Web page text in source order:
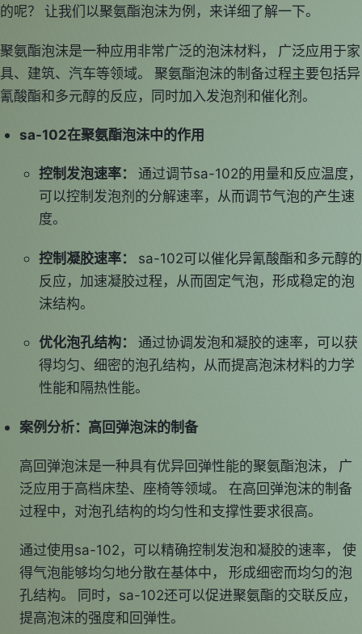
的呢？ 让我们以聚氨酯泡沫为例，来详细了解一下。
聚氨酯泡沫是一种应用非常广泛的泡沫材料， 广泛应用于家
具、建筑、汽车等领域。 聚氨酯泡沫的制备过程主要包括异
氰酸酯和多元醇的反应，同时加入发泡剂和催化剂。
sa-102在聚氨酯泡沫中的作用
控制发泡速率：
通过调节sa-102的用量和反应温度，
可以控制发泡剂的分解速率，从而调节气泡的产生速
度。
控制凝胶速率：
sa-102可以催化异氰酸酯和多元醇的
反应，加速凝胶过程，从而固定气泡，形成稳定的泡
沫结构。
优化泡孔结构：
通过协调发泡和凝胶的速率，可以获
得均匀、细密的泡孔结构，从而提高泡沫材料的力学
性能和隔热性能。
案例分析：高回弹泡沫的制备
高回弹泡沫是一种具有优异回弹性能的聚氨酯泡沫， 广
泛应用于高档床垫、座椅等领域。 在高回弹泡沫的制备
过程中，对泡孔结构的均匀性和支撑性要求很高。
通过使用sa-102，可以精确控制发泡和凝胶的速率， 使
得气泡能够均匀地分散在基体中， 形成细密而均匀的泡
孔结构。 同时，sa-102还可以促进聚氨酯的交联反应，
提高泡沫的强度和回弹性。